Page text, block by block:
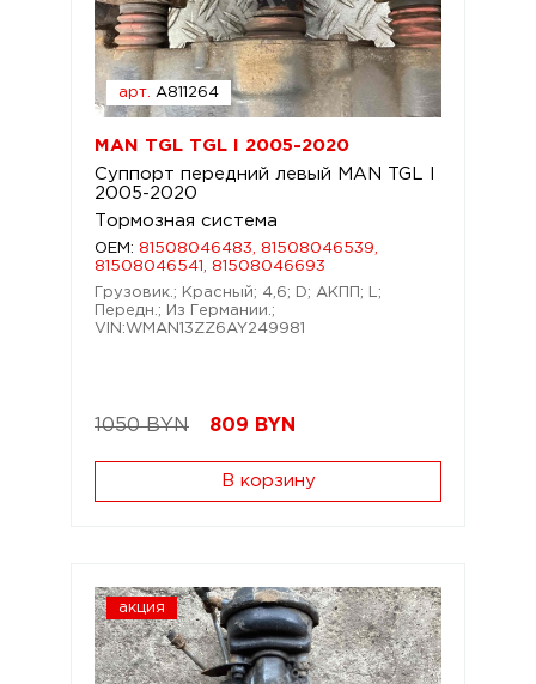
арт. A811264
MAN TGL TGL I 2005-2020
Суппорт передний левый MAN TGL I
2005-2020
Тормозная система
OEM: 81508046483, 81508046539,
81508046541, 81508046693
Грузовик.; Красный; 4,6; D; АКПП; L;
Передн.; Из Германии.;
VIN:WMAN13ZZ6AY249981
1050 BYN 809 BYN
В корзину
акция